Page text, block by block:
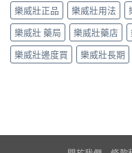
樂威壯正品
樂威壯用法
樂威壯 藥局
樂威壯藥店
樂威壯邊度買
樂威壯長期